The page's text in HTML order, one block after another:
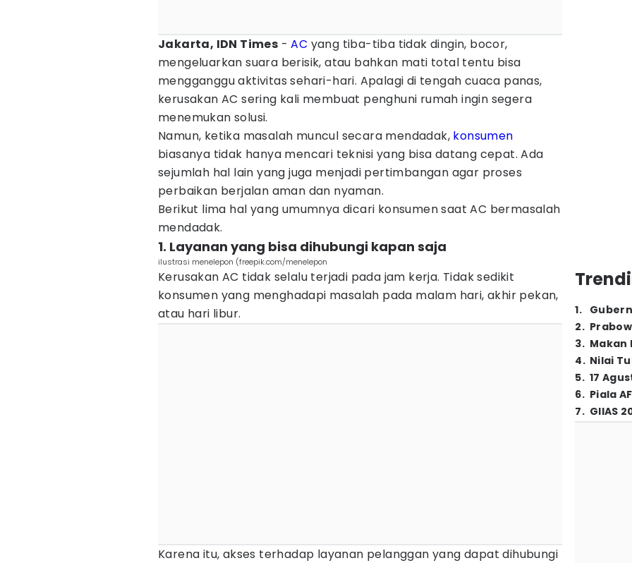
Jakarta, IDN Times -AC yang tiba-tiba tidak dingin, bocor,
mengeluarkan suara berisik, atau bahkan mati total tentu bisa
mengganggu aktivitas sehari-hari. Apalagi di tengah cuaca panas,
kerusakan AC sering kali membuat penghuni rumah ingin segera
menemukan solusi.
Namun, ketika masalah muncul secara mendadak, konsumen
biasanya tidak hanya mencari teknisi yang bisa datang cepat. Ada
sejumlah hal lain yang juga menjadi pertimbangan agar proses
perbaikan berjalan aman dan nyaman.
Berikut lima hal yang umumnya dicari konsumen saat AC bermasalah
mendadak.
1. Layanan yang bisa dihubungi kapan saja
ilustrasi menelepon (freepik.com/menelepon
Kerusakan AC tidak selalu terjadi pada jam kerja. Tidak sedikit
konsumen yang menghadapi masalah pada malam hari, akhir pekan,
atau hari libur.
Karena itu, akses terhadap layanan pelanggan yang dapat dihubungi
1.
2.
3. Makan
4. Nilai
5. 17
6. Piala
7. GIIAS